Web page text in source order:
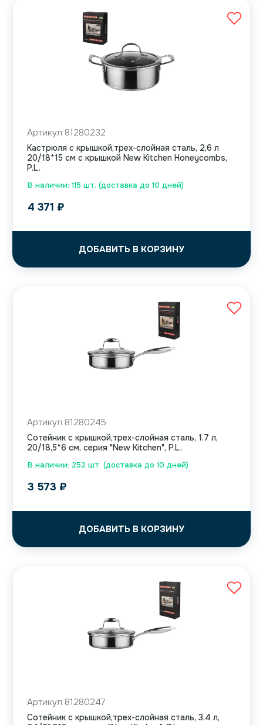
В наличии: 115 шт. (доставка до 10 дней)
Артикул 81280232
Кастрюля с крышкой,трех-слойная сталь, 2,6 л
20/18*15 см с крышкой New Kitchen Honeycombs,
P.L.
4 371 ₽
ДОБАВИТЬ В КОРЗИНУ
В наличии: 252 шт. (доставка до 10 дней)
Артикул 81280245
Сотейник с крышкой,трех-слойная сталь, 1.7 л,
20/18,5*6 см, серия "New Kitchen", P.L.
3 573 ₽
ДОБАВИТЬ В КОРЗИНУ
Артикул 81280247
Сотейник с крышкой,трех-слойная сталь, 3.4 л,